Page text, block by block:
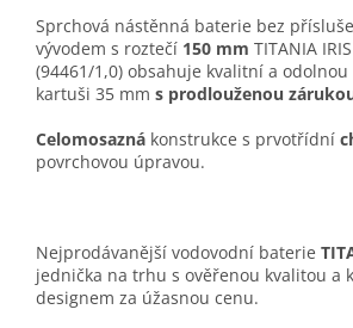
Sprchová nástěnná baterie bez
vývodem s roztečí 150 mm TITANIA
(94461/1,0) obsahuje kvalitní a odolnou
kartuši 35 mm s prodlouženou
Celomosazná konstrukce s prvotřídní
povrchovou úpravou.
Nejprodávanější vodovodní baterie
jednička na trhu s ověřenou kvalitou a
designem za úžasnou cenu.